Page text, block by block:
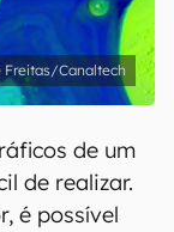
Freitas/Canaltech
de um
de realizar.
é possível